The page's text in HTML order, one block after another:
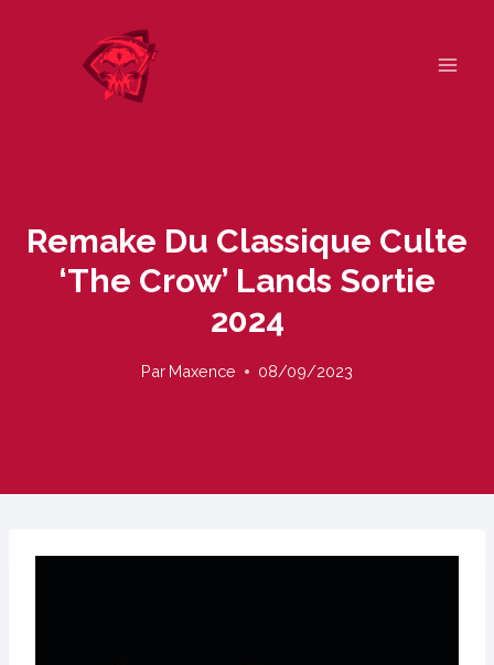
Remake Du Classique Culte
‘The Crow’ Lands Sortie
2024
Par Maxence 08/09/2023